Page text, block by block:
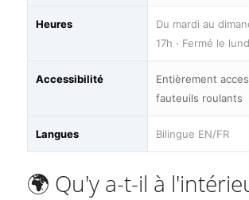
Heures
Du mardi au
17h · Fermé le
Accessibilité
Entièrement
fauteuils roulants
Langues Bilingue EN/FR
🌍 Qu'y a-t-il à